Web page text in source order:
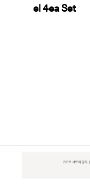
el 4ea Set